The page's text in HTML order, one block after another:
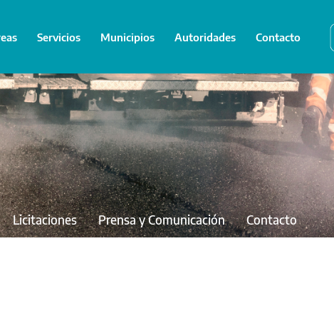
Servicios Municipios Autoridades Contacto
Licitaciones Prensa y Comunicación Contacto